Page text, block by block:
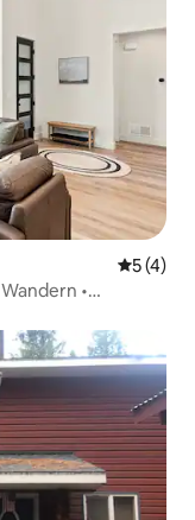
5 (4)
•